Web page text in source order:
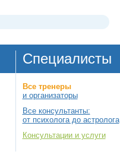
Специалисты
Все тренеры
и организаторы
Все консультанты:
от психолога до астролога
Консультации и услуги